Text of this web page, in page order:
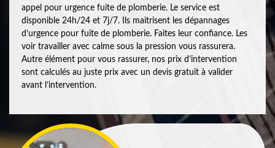
appel pour urgence fuite de plomberie. Le service est
disponible 24h/24 et 7j/7. Ils maitrisent les dépannages
d’urgence pour fuite de plomberie. Faites leur confiance. Les
voir travailler avec calme sous la pression vous rassurera.
Autre élément pour vous rassurer, nos prix d’intervention
sont calculés au juste prix avec un devis gratuit à valider
avant l’intervention.